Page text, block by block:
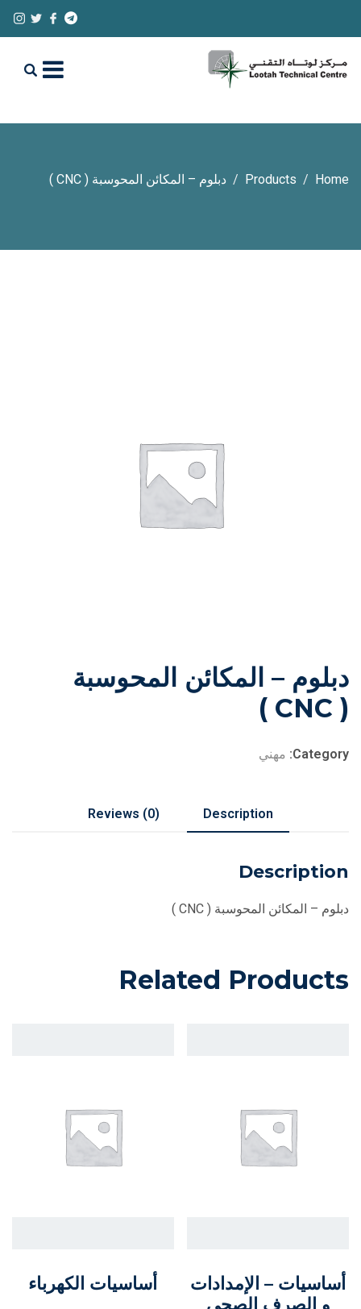
Home
Products دبلوم – المكائن المحوسبة ( CNC )
دبلوم – المكائن المحوسبة
( CNC )
Category: مهني
Description
Reviews (0)
Description
دبلوم – المكائن المحوسبة ( CNC )
Related Products
أساسيات – الإمدادات
و الصرف الصحي
أساسيات الكهرباء